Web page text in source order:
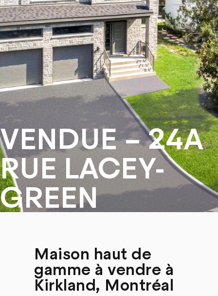
VENDUE – 24A
RUE LACEY-
GREEN
Maison haut de
gamme à vendre à
Kirkland, Montréal